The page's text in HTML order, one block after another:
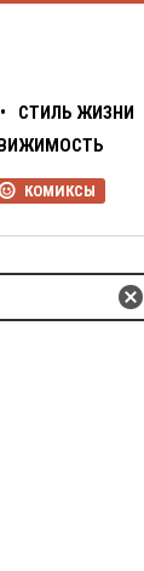
•
СТИЛЬ ЖИЗНИ
КОМИКСЫ
Z